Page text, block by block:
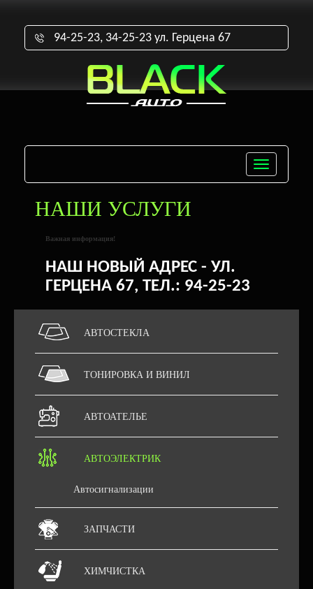
94-25-23, 34-25-23 ул. Герцена 67
Toggle
navigation
НАШИ УСЛУГИ
Важная информация!
НАШ НОВЫЙ АДРЕС - УЛ.
ГЕРЦЕНА 67, ТЕЛ.: 94-25-23
АВТОСТЕКЛА
ТОНИРОВКА И ВИНИЛ
АВТОАТЕЛЬЕ
АВТОЭЛЕКТРИК
Автосигнализации
ЗАПЧАСТИ
ХИМЧИСТКА